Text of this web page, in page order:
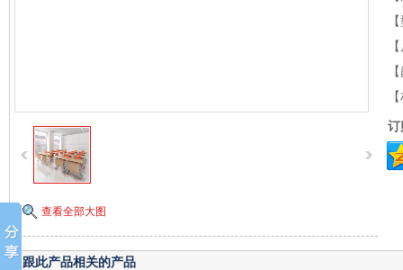
查看全部大图
订
跟此产品相关的产品